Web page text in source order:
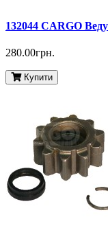
132044 CARGO
280.00грн.
Купити